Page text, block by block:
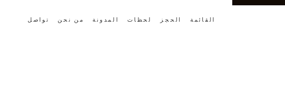
القائمة الحجز لحظات المدونة من نحن تواصل